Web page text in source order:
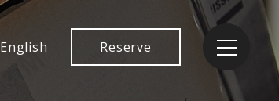
English Reserve